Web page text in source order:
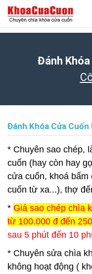
Đánh Khóa
Đánh Khóa Cửa Cuốn
* Chuyên sao chép,
cuốn (hay còn hay
cửa cuốn, khoá
cuốn từ xa...), thợ
* Giá sao chép chìa
từ 100.000 đ đến
sau 5 phút đến 10
* Chuyên sửa chìa
không hoạt động (